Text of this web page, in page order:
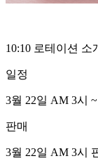
10:10 로테이션
일정
3월 22일 AM 3시
판매
3월 22일 AM 3시